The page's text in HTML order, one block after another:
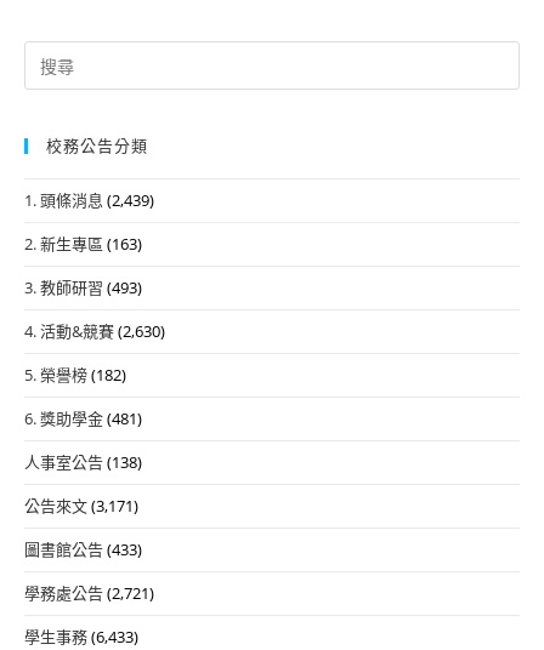
Search
for:
校務公告分類
1. 頭條消息 (2,439)
2. 新生專區 (163)
3. 教師研習 (493)
4. 活動&競賽(2,630)
5. 榮譽榜(182)
6. 獎助學金(481)
人事室公告(138)
公告來文(3,171)
圖書館公告(433)
學務處公告(2,721)
學生事務(6,433)